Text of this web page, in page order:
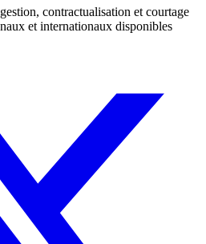
contractualisation et courtage
et internationaux disponibles